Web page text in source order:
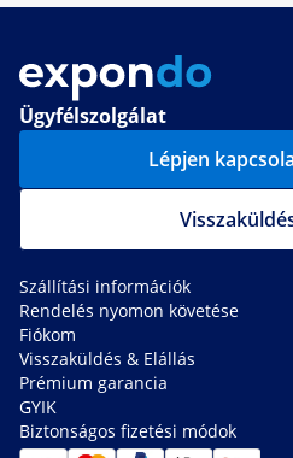
Ügyfélszolgálat
Lépjen
Szállítási információk
Rendelés nyomon követése
Fiókom
Visszaküldés & Elállás
Prémium garancia
GYIK
Biztonságos fizetési módok